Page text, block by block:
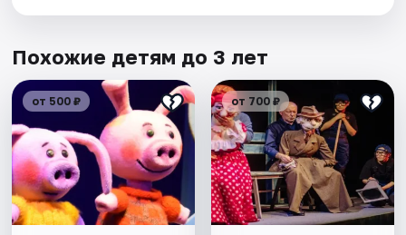
Похожие детям до 3 лет
от 500 ₽ от 700 ₽